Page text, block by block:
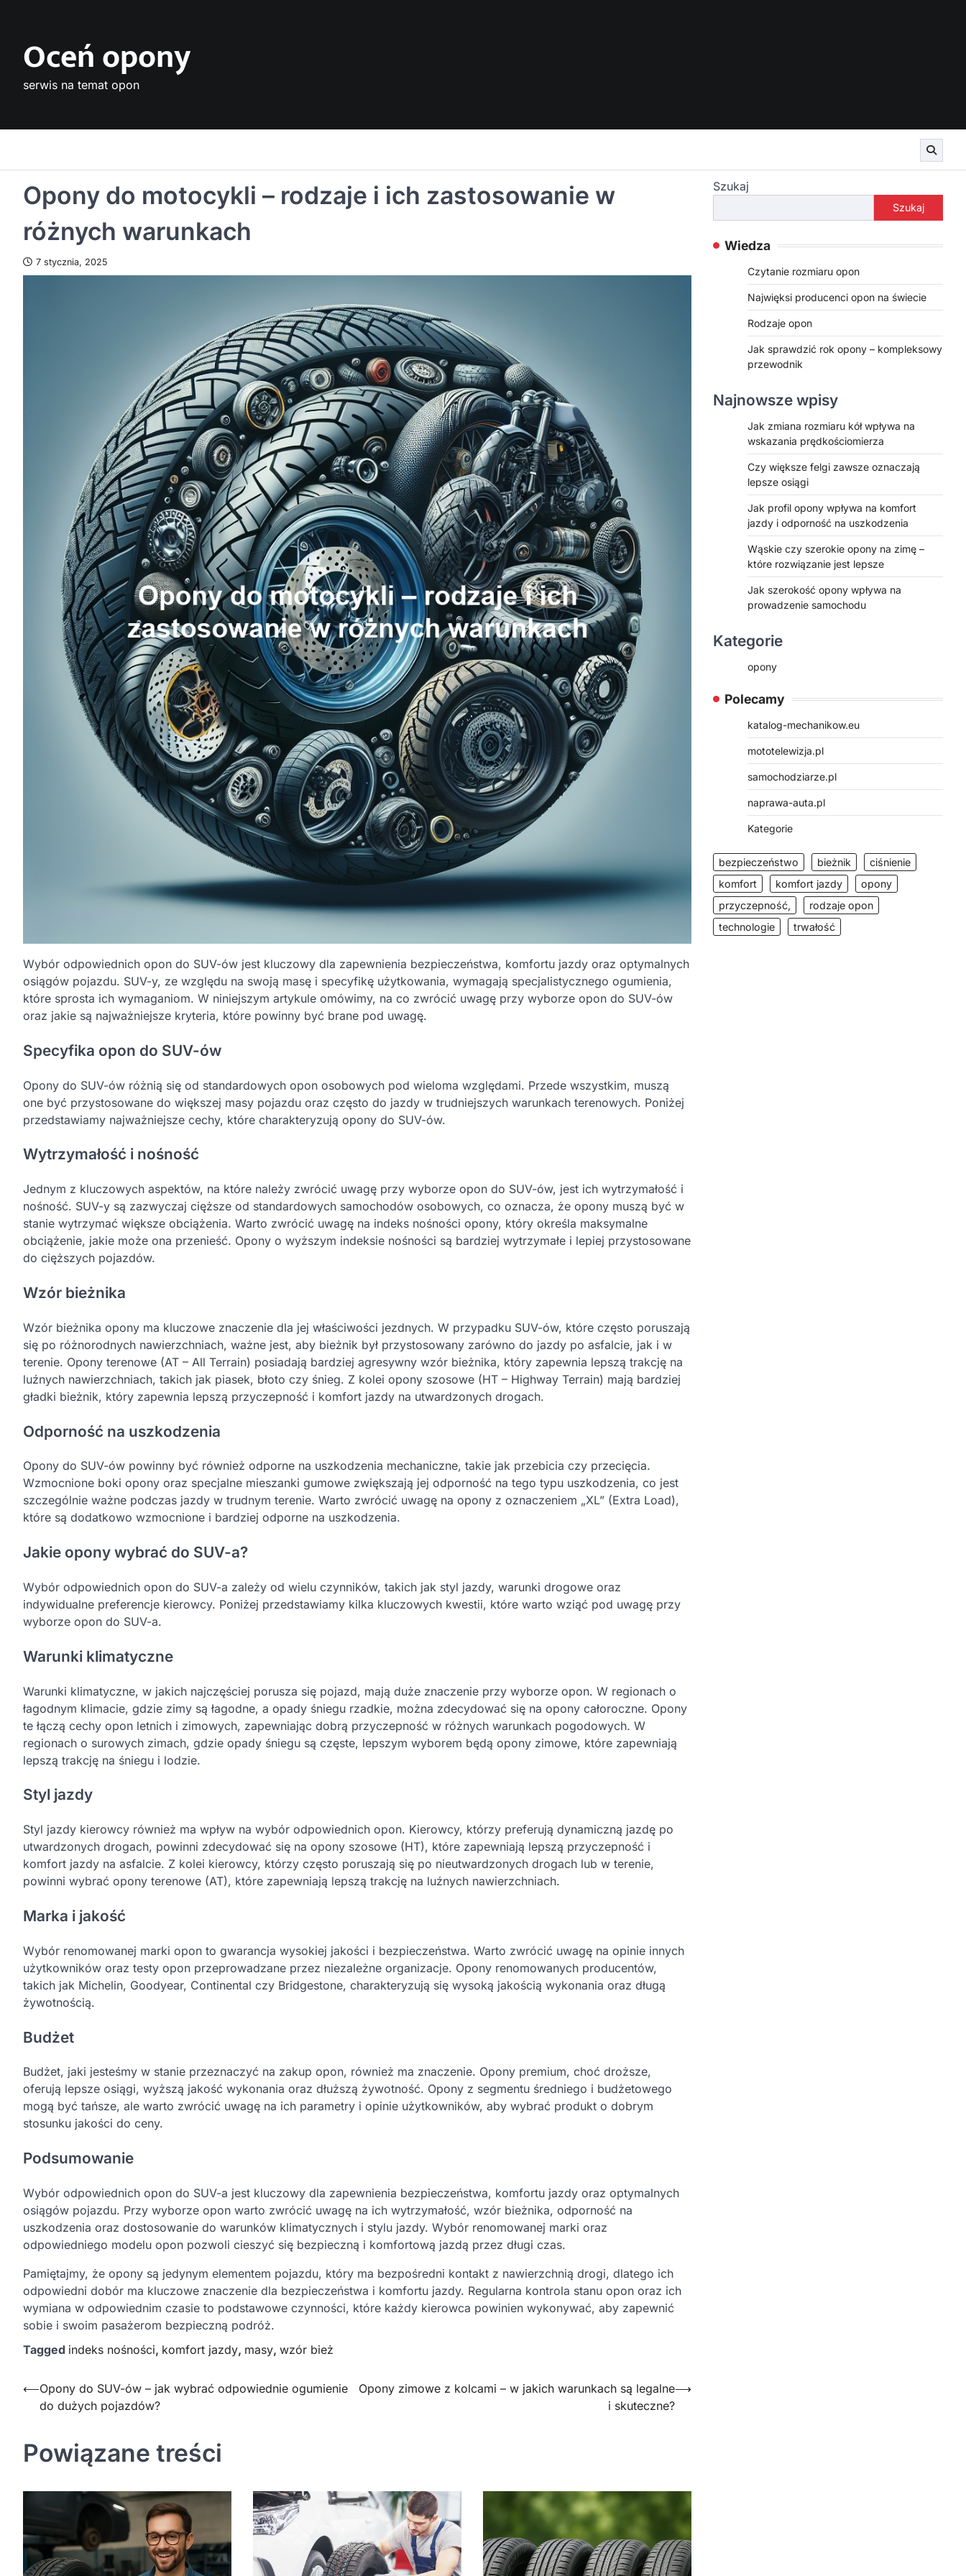
contentOceń opony
serwis na temat opon
Opony do motocykli – rodzaje i ich zastosowanie w
różnych warunkach
7 stycznia, 2025
Wybór odpowiednich opon do SUV-ów jest kluczowy dla zapewnienia bezpieczeństwa, komfortu jazdy oraz optymalnych
osiągów pojazdu. SUV-y, ze względu na swoją masę i specyfikę użytkowania, wymagają specjalistycznego ogumienia,
które sprosta ich wymaganiom. W niniejszym artykule omówimy, na co zwrócić uwagę przy wyborze opon do SUV-ów
oraz jakie są najważniejsze kryteria, które powinny być brane pod uwagę.
Specyfika opon do SUV-ów
Opony do SUV-ów różnią się od standardowych opon osobowych pod wieloma względami. Przede wszystkim, muszą
one być przystosowane do większej masy pojazdu oraz często do jazdy w trudniejszych warunkach terenowych. Poniżej
przedstawiamy najważniejsze cechy, które charakteryzują opony do SUV-ów.
Wytrzymałość i nośność
Jednym z kluczowych aspektów, na które należy zwrócić uwagę przy wyborze opon do SUV-ów, jest ich wytrzymałość i
nośność. SUV-y są zazwyczaj cięższe od standardowych samochodów osobowych, co oznacza, że opony muszą być w
stanie wytrzymać większe obciążenia. Warto zwrócić uwagę na indeks nośności opony, który określa maksymalne
obciążenie, jakie może ona przenieść. Opony o wyższym indeksie nośności są bardziej wytrzymałe i lepiej przystosowane
do cięższych pojazdów.
Wzór bieżnika
Wzór bieżnika opony ma kluczowe znaczenie dla jej właściwości jezdnych. W przypadku SUV-ów, które często poruszają
się po różnorodnych nawierzchniach, ważne jest, aby bieżnik był przystosowany zarówno do jazdy po asfalcie, jak i w
terenie. Opony terenowe (AT – All Terrain) posiadają bardziej agresywny wzór bieżnika, który zapewnia lepszą trakcję na
luźnych nawierzchniach, takich jak piasek, błoto czy śnieg. Z kolei opony szosowe (HT – Highway Terrain) mają bardziej
gładki bieżnik, który zapewnia lepszą przyczepność i komfort jazdy na utwardzonych drogach.
Odporność na uszkodzenia
Opony do SUV-ów powinny być również odporne na uszkodzenia mechaniczne, takie jak przebicia czy przecięcia.
Wzmocnione boki opony oraz specjalne mieszanki gumowe zwiększają jej odporność na tego typu uszkodzenia, co jest
szczególnie ważne podczas jazdy w trudnym terenie. Warto zwrócić uwagę na opony z oznaczeniem „XL” (Extra Load),
które są dodatkowo wzmocnione i bardziej odporne na uszkodzenia.
Jakie opony wybrać do SUV-a?
Wybór odpowiednich opon do SUV-a zależy od wielu czynników, takich jak styl jazdy, warunki drogowe oraz
indywidualne preferencje kierowcy. Poniżej przedstawiamy kilka kluczowych kwestii, które warto wziąć pod uwagę przy
wyborze opon do SUV-a.
Warunki klimatyczne
Warunki klimatyczne, w jakich najczęściej porusza się pojazd, mają duże znaczenie przy wyborze opon. W regionach o
łagodnym klimacie, gdzie zimy są łagodne, a opady śniegu rzadkie, można zdecydować się na opony całoroczne. Opony
te łączą cechy opon letnich i zimowych, zapewniając dobrą przyczepność w różnych warunkach pogodowych. W
regionach o surowych zimach, gdzie opady śniegu są częste, lepszym wyborem będą opony zimowe, które zapewniają
lepszą trakcję na śniegu i lodzie.
Styl jazdy
Styl jazdy kierowcy również ma wpływ na wybór odpowiednich opon. Kierowcy, którzy preferują dynamiczną jazdę po
utwardzonych drogach, powinni zdecydować się na opony szosowe (HT), które zapewniają lepszą przyczepność i
komfort jazdy na asfalcie. Z kolei kierowcy, którzy często poruszają się po nieutwardzonych drogach lub w terenie,
powinni wybrać opony terenowe (AT), które zapewniają lepszą trakcję na luźnych nawierzchniach.
Marka i jakość
Wybór renomowanej marki opon to gwarancja wysokiej jakości i bezpieczeństwa. Warto zwrócić uwagę na opinie innych
użytkowników oraz testy opon przeprowadzane przez niezależne organizacje. Opony renomowanych producentów,
takich jak Michelin, Goodyear, Continental czy Bridgestone, charakteryzują się wysoką jakością wykonania oraz długą
żywotnością.
Budżet
Budżet, jaki jesteśmy w stanie przeznaczyć na zakup opon, również ma znaczenie. Opony premium, choć droższe,
oferują lepsze osiągi, wyższą jakość wykonania oraz dłuższą żywotność. Opony z segmentu średniego i budżetowego
mogą być tańsze, ale warto zwrócić uwagę na ich parametry i opinie użytkowników, aby wybrać produkt o dobrym
stosunku jakości do ceny.
Podsumowanie
Wybór odpowiednich opon do SUV-a jest kluczowy dla zapewnienia bezpieczeństwa, komfortu jazdy oraz optymalnych
osiągów pojazdu. Przy wyborze opon warto zwrócić uwagę na ich wytrzymałość, wzór bieżnika, odporność na
uszkodzenia oraz dostosowanie do warunków klimatycznych i stylu jazdy. Wybór renomowanej marki oraz
odpowiedniego modelu opon pozwoli cieszyć się bezpieczną i komfortową jazdą przez długi czas.
Pamiętajmy, że opony są jedynym elementem pojazdu, który ma bezpośredni kontakt z nawierzchnią drogi, dlatego ich
odpowiedni dobór ma kluczowe znaczenie dla bezpieczeństwa i komfortu jazdy. Regularna kontrola stanu opon oraz ich
wymiana w odpowiednim czasie to podstawowe czynności, które każdy kierowca powinien wykonywać, aby zapewnić
sobie i swoim pasażerom bezpieczną podróż.
Tagged indeks nośności, komfort jazdy, masy, wzór bież
Nawigacja
wpisu
⟵Opony do SUV-ów – jak wybrać odpowiednie ogumienie
do dużych pojazdów?
Opony zimowe z kolcami – w jakich warunkach są legalne
i skuteczne?
⟶
Powiązane treści
Szukaj
Szukaj
Wiedza
Czytanie rozmiaru opon
Najwięksi producenci opon na świecie
Rodzaje opon
Jak sprawdzić rok opony – kompleksowy
przewodnik
Najnowsze wpisy
Jak zmiana rozmiaru kół wpływa na
wskazania prędkościomierza
Czy większe felgi zawsze oznaczają
lepsze osiągi
Jak profil opony wpływa na komfort
jazdy i odporność na uszkodzenia
Wąskie czy szerokie opony na zimę –
które rozwiązanie jest lepsze
Jak szerokość opony wpływa na
prowadzenie samochodu
Kategorie
opony
Polecamy
katalog-mechanikow.eu
mototelewizja.pl
samochodziarze.pl
naprawa-auta.pl
Kategorie
bezpieczeństwo bieżnik
ciśnienie
komfort
komfort jazdy
opony
przyczepność,
rodzaje opon
technologie
trwałość